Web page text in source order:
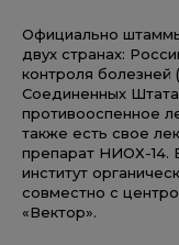
Официально
двух странах:
контроля болезней
Соединенных
противооспенное
также есть свое
препарат НИОХ-14.
институт
совместно с
«Вектор».